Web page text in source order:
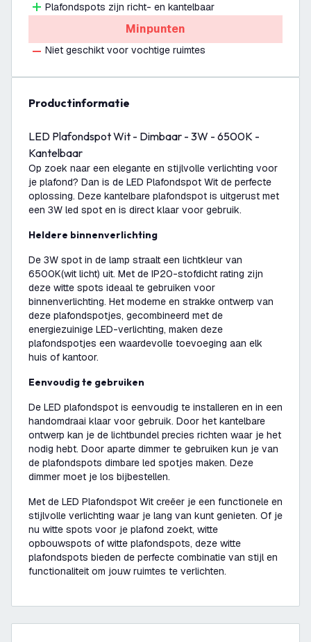
Plafondspots zijn richt- en kantelbaar
Minpunten
Niet geschikt voor vochtige ruimtes
productinformatie
LED Plafondspot Wit - Dimbaar - 3W - 6500K -
Kantelbaar
Op zoek naar een elegante en stijlvolle verlichting voor
je plafond? Dan is de LED Plafondspot Wit de perfecte
oplossing. Deze kantelbare plafondspot is uitgerust met
een 3W led spot en is direct klaar voor gebruik.
Heldere binnenverlichting
De 3W spot in de lamp straalt een lichtkleur van
6500K(wit licht) uit. Met de IP20-stofdicht rating zijn
deze witte spots ideaal te gebruiken voor
binnenverlichting. Het moderne en strakke ontwerp van
deze plafondspotjes, gecombineerd met de
energiezuinige LED-verlichting, maken deze
plafondspotjes een waardevolle toevoeging aan elk
huis of kantoor.
Eenvoudig te gebruiken
De LED plafondspot is eenvoudig te installeren en in een
handomdraai klaar voor gebruik. Door het kantelbare
ontwerp kan je de lichtbundel precies richten waar je het
nodig hebt. Door aparte dimmer te gebruiken kun je van
de plafondspots dimbare led spotjes maken. Deze
dimmer moet je los bijbestellen.
Met de LED Plafondspot Wit creëer je een functionele en
stijlvolle verlichting waar je lang van kunt genieten. Of je
nu witte spots voor je plafond zoekt, witte
opbouwspots of witte plafondspots, deze witte
plafondspots bieden de perfecte combinatie van stijl en
functionaliteit om jouw ruimtes te verlichten.